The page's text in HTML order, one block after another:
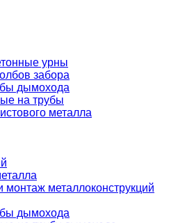
урны
забора
дымохода
на трубы
металла
монтаж металлоконструкций
дымохода